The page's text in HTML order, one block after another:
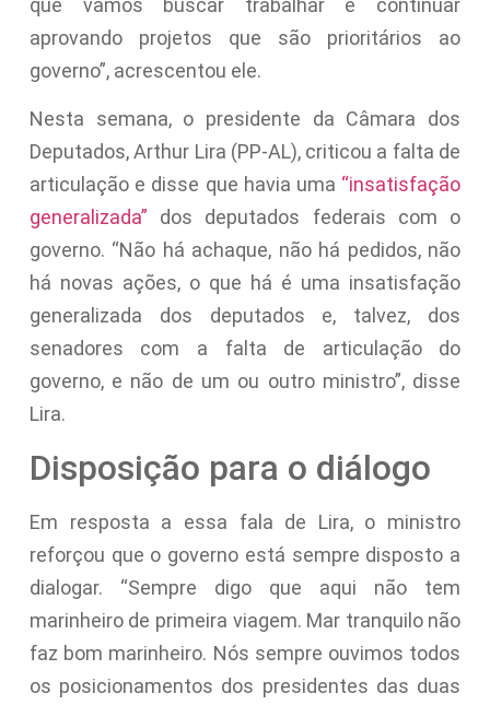
que vamos buscar trabalhar e continuar
aprovando projetos que são prioritários ao
governo”, acrescentou ele.
Nesta semana, o presidente da Câmara dos
Deputados, Arthur Lira (PP-AL), criticou a falta de
articulação e disse que havia uma “insatisfação
generalizada” dos deputados federais com o
governo. “Não há achaque, não há pedidos, não
há novas ações, o que há é uma insatisfação
generalizada dos deputados e, talvez, dos
senadores com a falta de articulação do
governo, e não de um ou outro ministro”, disse
Lira.
Disposição para o diálogo
Em resposta a essa fala de Lira, o ministro
reforçou que o governo está sempre disposto a
dialogar. “Sempre digo que aqui não tem
marinheiro de primeira viagem. Mar tranquilo não
faz bom marinheiro. Nós sempre ouvimos todos
os posicionamentos dos presidentes das duas